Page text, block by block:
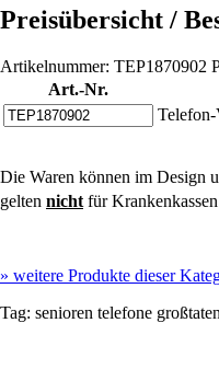
Preisübersicht /
Artikelnummer: TEP1870902
Art.-Nr.
Die Waren können im Design
gelten nicht für
» weitere Produkte dieser
Tag: senioren telefone